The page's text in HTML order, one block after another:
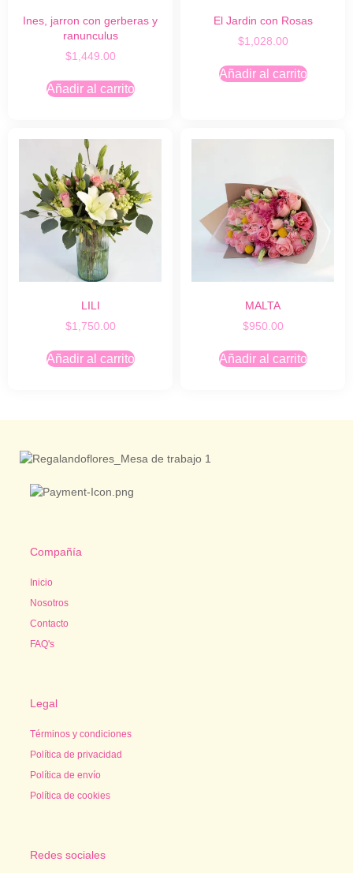
Ines, jarron con gerberas y
ranunculus
$1,449.00
Añadir al carrito
El Jardin con Rosas
$1,028.00
Añadir al carrito
LILI
$1,750.00
Añadir al carrito
MALTA
$950.00
Añadir al carrito
Compañía
Inicio
Nosotros
Contacto
FAQ's
Legal
Términos y condiciones
Política de privacidad
Política de envío
Política de cookies
Redes sociales